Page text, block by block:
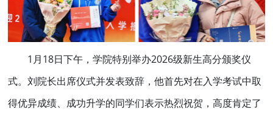
1月18日下午，学院特别举办2026级新生高分颁奖仪
式。刘院长出席仪式并发表致辞，他首先对在入学考试中取
得优异成绩、成功升学的同学们表示热烈祝贺，高度肯定了